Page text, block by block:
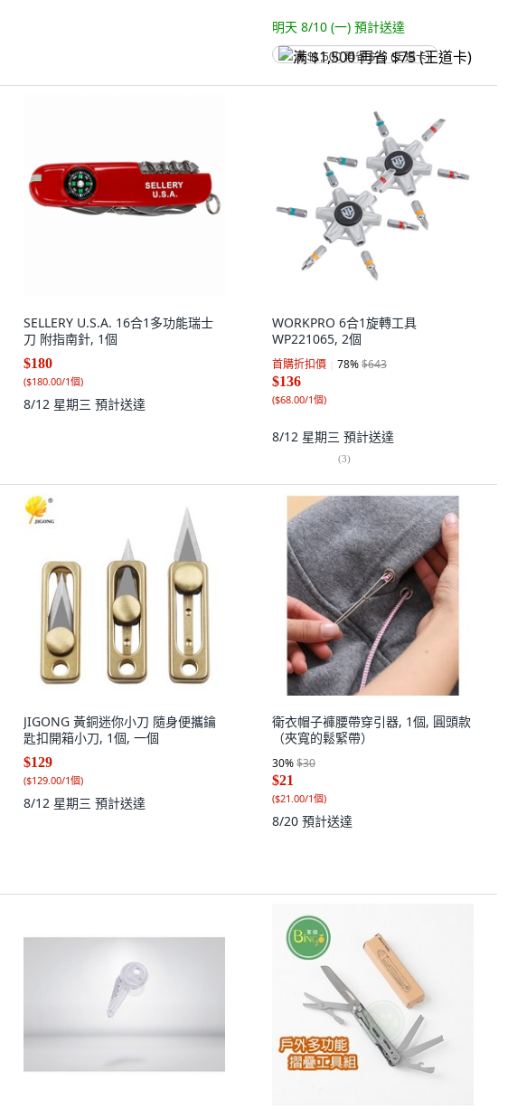
明天 8/10 (一) 預計送達
满 $1,500 再省 $75 (王道卡)
SELLERY U.S.A. 16合1多功能瑞士
刀 附指南針, 1個
$180
($180.00/1個)
8/12 星期三 預計送達
WORKPRO 6合1旋轉工具
WP221065, 2個
首購折扣價 78%$643
$136
($68.00/1個)
8/12 星期三 預計送達
(3)
JIGONG 黃銅迷你小刀 隨身便攜鑰
匙扣開箱小刀, 1個, 一個
$129
($129.00/1個)
8/12 星期三 預計送達
衛衣帽子褲腰帶穿引器, 1個, 圓頭款
（夾寬的鬆緊帶）
30%$30
$21
($21.00/1個)
8/20 預計送達